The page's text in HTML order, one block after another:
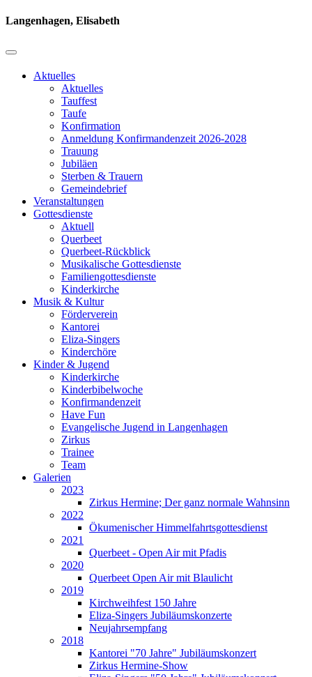
Langenhagen, Elisabeth
Aktuelles
Aktuelles
Tauffest
Taufe
Konfirmation
Anmeldung Konfirmandenzeit 2026-2028
Trauung
Jubiläen
Sterben & Trauern
Gemeindebrief
Veranstaltungen
Gottesdienste
Aktuell
Querbeet
Querbeet-Rückblick
Musikalische Gottesdienste
Familiengottesdienste
Kinderkirche
Musik & Kultur
Förderverein
Kantorei
Eliza-Singers
Kinderchöre
Kinder & Jugend
Kinderkirche
Kinderbibelwoche
Konfirmandenzeit
Have Fun
Evangelische Jugend in Langenhagen
Zirkus
Trainee
Team
Galerien
2023
Zirkus Hermine; Der ganz normale Wahnsinn
2022
Ökumenischer Himmelfahrtsgottesdienst
2021
Querbeet - Open Air mit Pfadis
2020
Querbeet Open Air mit Blaulicht
2019
Kirchweihfest 150 Jahre
Eliza-Singers Jubiläumskonzerte
Neujahrsempfang
2018
Kantorei "70 Jahre" Jubiläumskonzert
Zirkus Hermine-Show